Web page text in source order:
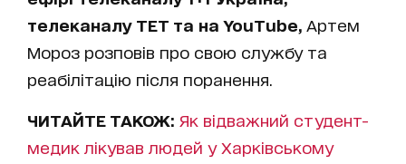
телеканалу ТЕТ та на YouTube, Артем
Мороз розповів про свою службу та
реабілітацію після поранення.
ЧИТАЙТЕ ТАКОЖ: Як відважний студент-
медик лікував людей у Харківському